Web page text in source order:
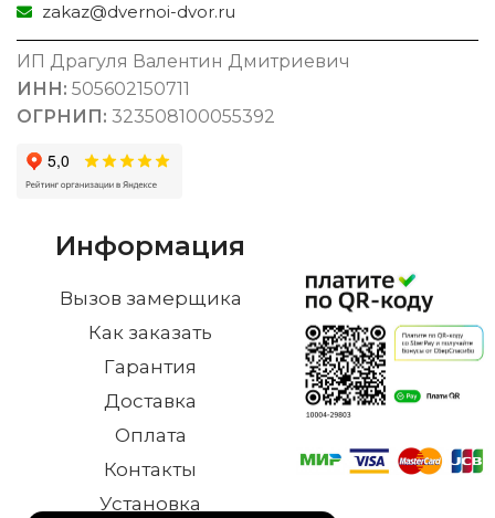
zakaz@dvernoi-dvor.ru
ИП Драгуля Валентин Дмитриевич
ИНН: 505602150711
ОГРНИП: 323508100055392
Информация
Вызов замерщика
Как заказать
Гарантия
Доставка
Оплата
Контакты
Установка